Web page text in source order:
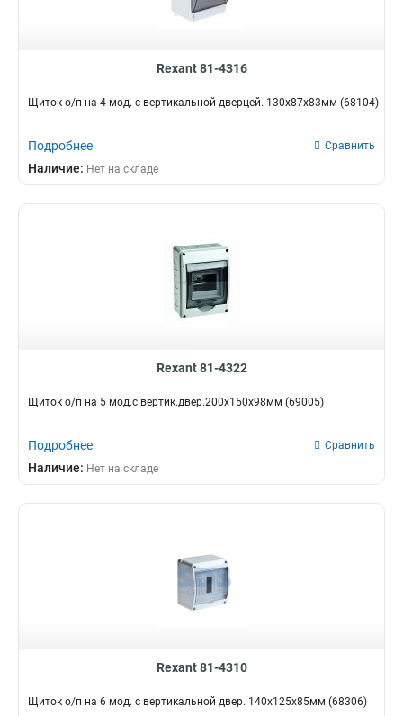
Rexant 81-4316
Щиток о/п на 4 мод. с вертикальной дверцей. 130х87х83мм (68104)
Подробнее Сравнить
Наличие: Нет на складе
Rexant 81-4322
Щиток о/п на 5 мод.с вертик.двер.200х150х98мм (69005)
Подробнее Сравнить
Наличие: Нет на складе
Rexant 81-4310
Щиток о/п на 6 мод. с вертикальной двер. 140х125х85мм (68306)